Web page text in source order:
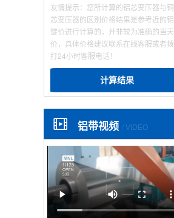
友情提示：您所计算的铝芯变压器与铜
芯变压器的区别价格结果是参考近的铝
锭价进行计算的，并非较为准确的当天
价，具体价格建议联系在线客服或者拨
打24小时客服电话！
计算结果
铝带视频 / VIDEO